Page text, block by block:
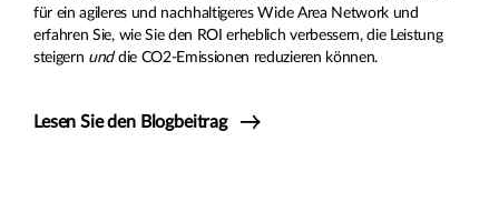
für ein agileres und nachhaltigeres Wide Area Network und
erfahren Sie, wie Sie den ROI erheblich verbessern, die Leistung
steigern und die CO2-Emissionen reduzieren können.
Lesen Sie den Blogbeitrag